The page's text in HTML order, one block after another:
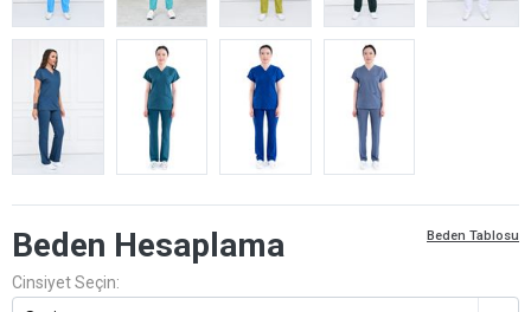
Beden Hesaplama
Cinsiyet Seçin:
Beden Tablosu